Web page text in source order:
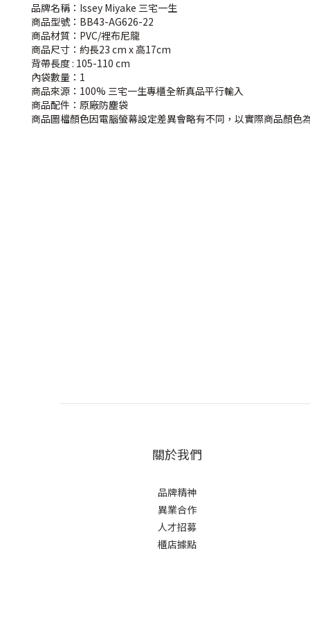
品牌名稱：Issey Miyake 三宅一生
商品型號：BB43-AG626-22
商品材質：PVC/裡布尼龍
商品尺寸：約長23 cm x 高17cm
背帶長度 : 105-110 cm
內袋數量：1
商品來源：100% 三宅一生專櫃全新真品平行輸入
商品配件：原廠防塵袋
商品圖檔顏色因電腦螢幕設定差異會略有不同，以實際商品顏色
關於我們
品牌精神
異業合作
人才招募
櫃店據點